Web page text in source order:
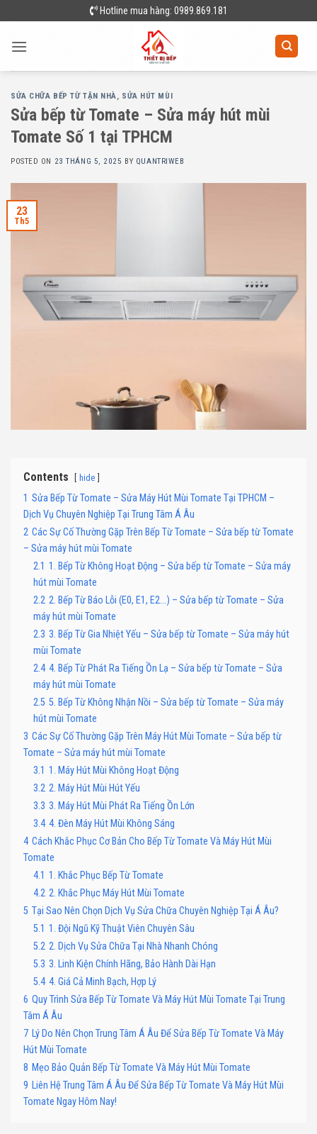
to
content
Hotline mua hàng: 0989.869.181
SỬA CHỮA BẾP TỪ TẬN NHÀ, SỬA HÚT MÙI
Sửa bếp từ Tomate – Sửa máy hút mùi
Tomate Số 1 tại TPHCM
POSTED ON 23 THÁNG 5, 2025 BY QUANTRIWEB
23
Th5
Contents hide
1 Sửa Bếp Từ Tomate – Sửa Máy Hút Mùi Tomate Tại TPHCM –
Dịch Vụ Chuyên Nghiệp Tại Trung Tâm Á Âu
2 Các Sự Cố Thường Gặp Trên Bếp Từ Tomate – Sửa bếp từ Tomate
– Sửa máy hút mùi Tomate
2.1 1. Bếp Từ Không Hoạt Động – Sửa bếp từ Tomate – Sửa máy
hút mùi Tomate
2.2 2. Bếp Từ Báo Lỗi (E0, E1, E2…) – Sửa bếp từ Tomate – Sửa
máy hút mùi Tomate
2.3 3. Bếp Từ Gia Nhiệt Yếu – Sửa bếp từ Tomate – Sửa máy hút
mùi Tomate
2.4 4. Bếp Từ Phát Ra Tiếng Ồn Lạ – Sửa bếp từ Tomate – Sửa
máy hút mùi Tomate
2.5 5. Bếp Từ Không Nhận Nồi – Sửa bếp từ Tomate – Sửa máy
hút mùi Tomate
3 Các Sự Cố Thường Gặp Trên Máy Hút Mùi Tomate – Sửa bếp từ
Tomate – Sửa máy hút mùi Tomate
3.1 1. Máy Hút Mùi Không Hoạt Động
3.2 2. Máy Hút Mùi Hút Yếu
3.3 3. Máy Hút Mùi Phát Ra Tiếng Ồn Lớn
3.4 4. Đèn Máy Hút Mùi Không Sáng
4 Cách Khắc Phục Cơ Bản Cho Bếp Từ Tomate Và Máy Hút Mùi
Tomate
4.1 1. Khắc Phục Bếp Từ Tomate
4.2 2. Khắc Phục Máy Hút Mùi Tomate
5 Tại Sao Nên Chọn Dịch Vụ Sửa Chữa Chuyên Nghiệp Tại Á Âu?
5.1 1. Đội Ngũ Kỹ Thuật Viên Chuyên Sâu
5.2 2. Dịch Vụ Sửa Chữa Tại Nhà Nhanh Chóng
5.3 3. Linh Kiện Chính Hãng, Bảo Hành Dài Hạn
5.4 4. Giá Cả Minh Bạch, Hợp Lý
6 Quy Trình Sửa Bếp Từ Tomate Và Máy Hút Mùi Tomate Tại Trung
Tâm Á Âu
7 Lý Do Nên Chọn Trung Tâm Á Âu Để Sửa Bếp Từ Tomate Và Máy
Hút Mùi Tomate
8 Mẹo Bảo Quản Bếp Từ Tomate Và Máy Hút Mùi Tomate
9 Liên Hệ Trung Tâm Á Âu Để Sửa Bếp Từ Tomate Và Máy Hút Mùi
Tomate Ngay Hôm Nay!